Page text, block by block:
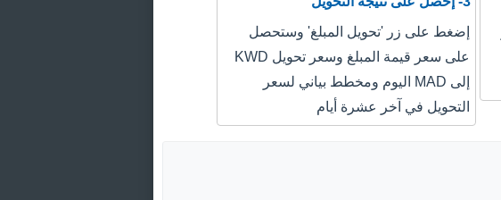
إضغط على زر 'تحويل المبلغ' وستحصل
على سعر قيمة المبلغ وسعر تحويل KWD
إلى MAD اليوم ومخطط بياني لسعر
التحويل في آخر عشرة أيام